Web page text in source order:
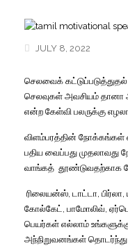
JULY 8, 2022
செலவைக் கட்டுப்படுத்துதல்
செலவுகள் அவசியம் தானா
என்ற கேள்வி பலருக்கு
விளம்பரத்தின் நோக்கங்கள்
பதிய வைப்பது முதலாவது
வாங்கத் தூண்டுவதற்காக
ரிலையன்ஸ் டாட்டா பிர்லா
கோல்கேட்
பாமோலிவ்
பெயர்கள் எல்லாம்
அந்நிறுவனங்கள் தொடர்ந்து